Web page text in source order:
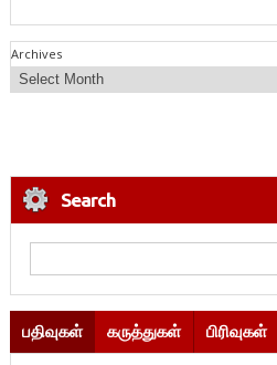
Archives
Search
பதிவுகள் கருத்துகள் பிரிவுகள்